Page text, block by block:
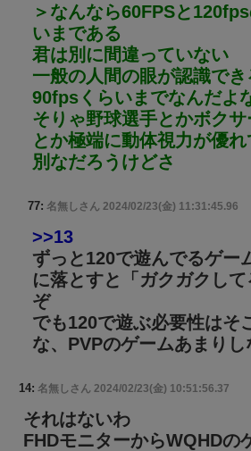
＞なんなら60FPSと
いまである
君は別に間違っていない
一般の人間の眼が認識でき
90fpsくらいまでなんだよ
そりゃ野球選手とかボク
とか極端に動体視力が優
別なだろうけどさ
77: 名無しさん 2024/02/23(金) 11:31:45.96
>>13
ずっと120で遊んでるゲー
に落とすと「ガクガクし
ぞ
でも120で遊ぶ必要性はそ
な、PVPのゲームあまりし
14: 名無しさん 2024/02/23(金) 10:51:56.37
それはないわ
FHDモニターからWQHDの